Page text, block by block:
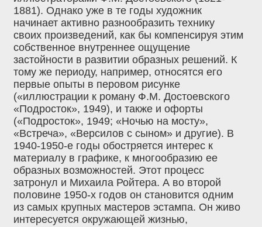
1881). Однако уже в те годы художник
начинает активно разнообразить технику
своих произведений, как бы компенсируя этим
собственное внутреннее ощущение
застойности в развитии образных решений. К
тому же периоду, например, относятся его
первые опыты в перовом рисунке
(«иллюстрации к роману Ф.М. Достоевского
«Подросток», 1949), и также и офорты
(«Подросток», 1949; «Ночью на мосту»,
«Встреча», «Версилов с сыном» и другие). В
1940-1950-е годы обостряется интерес к
материалу в графике, к многообразию ее
образных возможностей. Этот процесс
затронул и Михаила Ройтера. А во второй
половине 1950-х годов он становится одним
из самых крупных мастеров эстампа. Он живо
интересуется окружающей жизнью,